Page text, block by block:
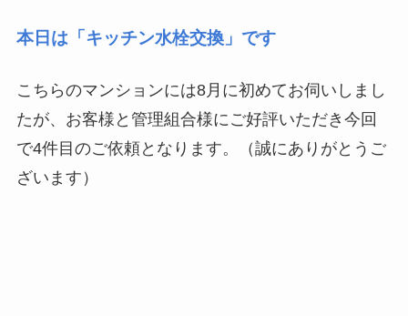
本日は「キッチン水栓交換」です
こちらのマンションには8月に初めてお伺いしまし
たが、お客様と管理組合様にご好評いただき今回
で4件目のご依頼となります。（誠にありがとうご
ざいます）